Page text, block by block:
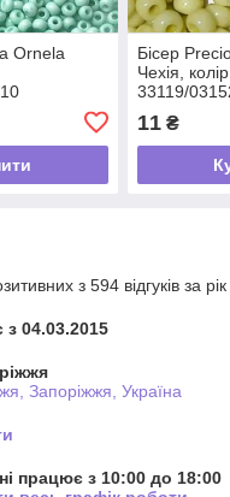
Ornela
Бісер
Чехія,
33119/
11₴
з 594 відгуків за рік
04.03.2015
Запоріжжя, Україна
працює з 10:00 до 18:00